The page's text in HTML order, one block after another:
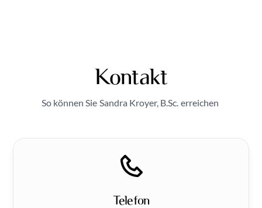
Kontakt
So können Sie Sandra Kroyer, B.Sc. erreichen
Telefon